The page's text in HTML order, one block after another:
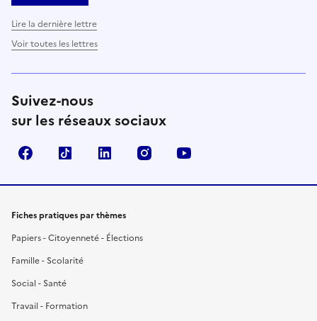
Lire la dernière lettre
Voir toutes les lettres
Suivez-nous
sur les réseaux sociaux
FacebookTikTok LinkedIn Instagram
Fiches pratiques par thèmes
Papiers - Citoyenneté - Élections
Famille - Scolarité
Social - Santé
Travail - Formation